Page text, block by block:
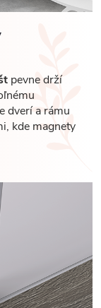
pevne drží
dverí a rámu
kde magnety